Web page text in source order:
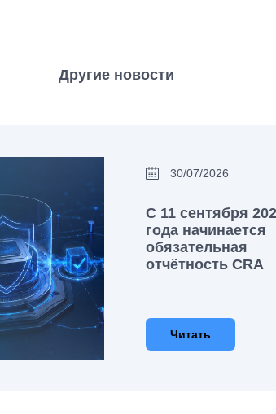
Другие новости
30/07/2026
С 11 сентября
года начинается
обязательная
отчётность CRA
Читать